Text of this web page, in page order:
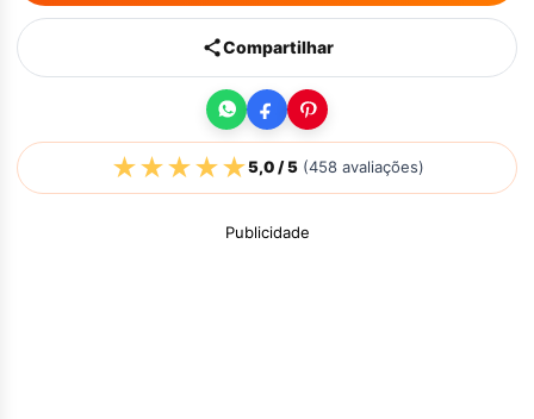
Compartilhar
★★★★★5,0/ 5(458avaliações)
Publicidade